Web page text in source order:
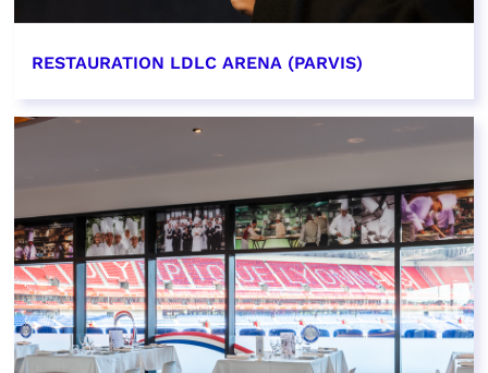
RESTAURATION LDLC ARENA (PARVIS)